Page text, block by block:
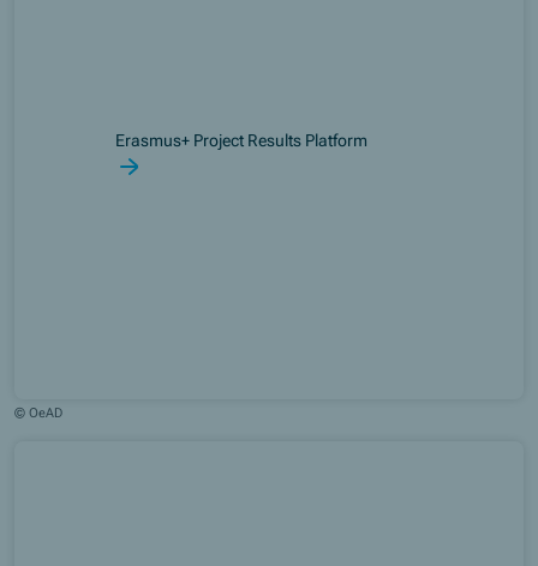
Erasmus+ Project Results Platform
© OeAD